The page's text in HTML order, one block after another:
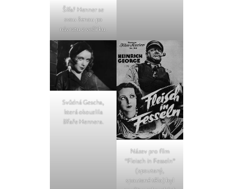
Šífař Henner se
svou ženou po
návratu z večírku.
Svůdná Gescha,
která okouzlila
šífaře Hennera.
Název pro film
“Fleisch in Fesseln”
(spoutaný,
spoutané tělo) byl